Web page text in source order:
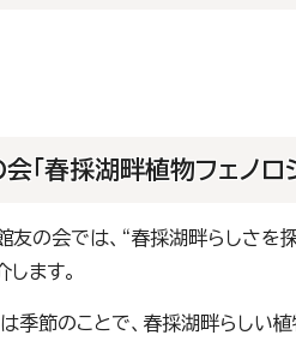
「春採湖畔植物フェノロ
友の会では、“春採湖畔らしさ
ます。
は季節のことで、春採湖畔らしい